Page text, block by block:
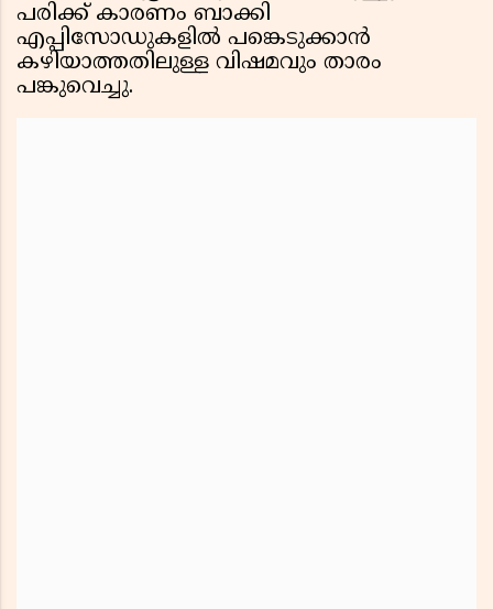
പരിക്ക് കാരണം ബാക്കി
എപ്പിസോഡുകളിൽ പങ്കെടുക്കാൻ
കഴിയാത്തതിലുള്ള വിഷമവും താരം
പങ്കുവെച്ചു.